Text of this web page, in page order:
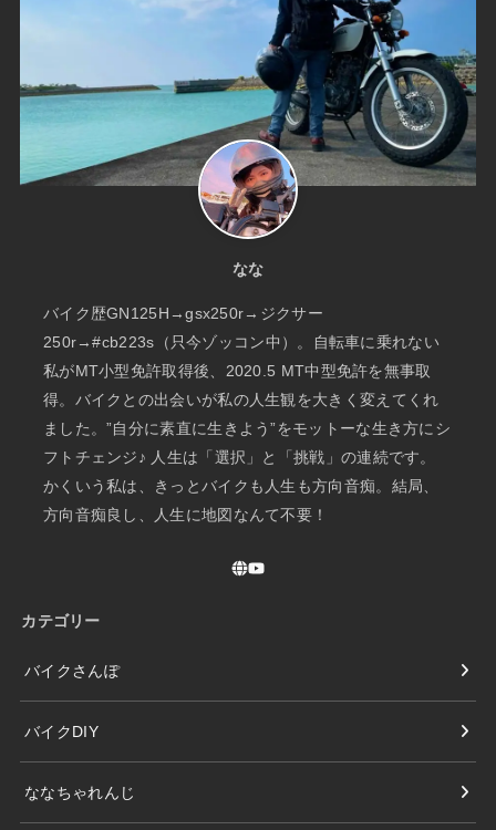
なな
バイク歴GN125H→gsx250r→ジクサー
250r→#cb223s（只今ゾッコン中）。自転車に乗れない
私がMT小型免許取得後、2020.5 MT中型免許を無事取
得。バイクとの出会いが私の人生観を大きく変えてくれ
ました。”自分に素直に生きよう”をモットーな生き方にシ
フトチェンジ♪ 人生は「選択」と「挑戦」の連続です。
かくいう私は、きっとバイクも人生も方向音痴。結局、
方向音痴良し、人生に地図なんて不要！
カテゴリー
バイクさんぽ
バイクDIY
ななちゃれんじ